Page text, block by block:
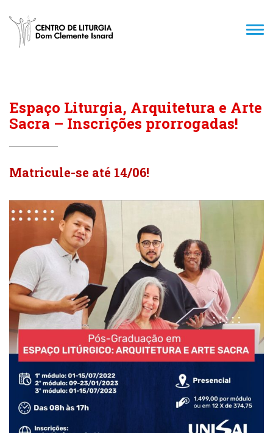
Espaço Liturgia, Arquitetura e Arte
Sacra – Inscrições prorrogadas!
Matricule-se até 14/06!